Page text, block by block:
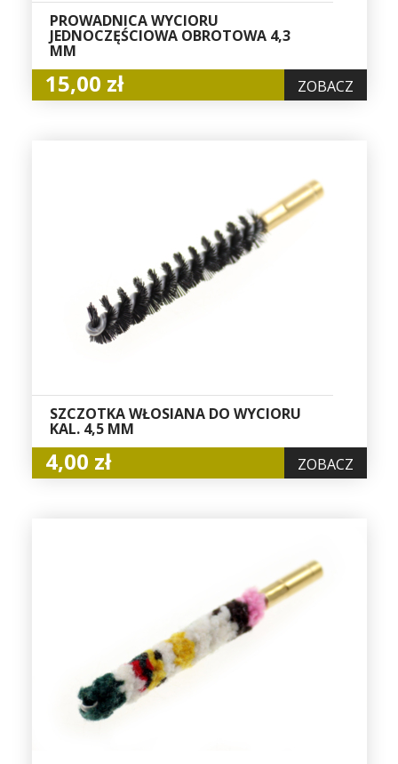
PROWADNICA WYCIORU
JEDNOCZĘŚCIOWA OBROTOWA 4,3
MM
15,00 zł ZOBACZ
SZCZOTKA WŁOSIANA DO WYCIORU
KAL. 4,5 MM
4,00 zł ZOBACZ